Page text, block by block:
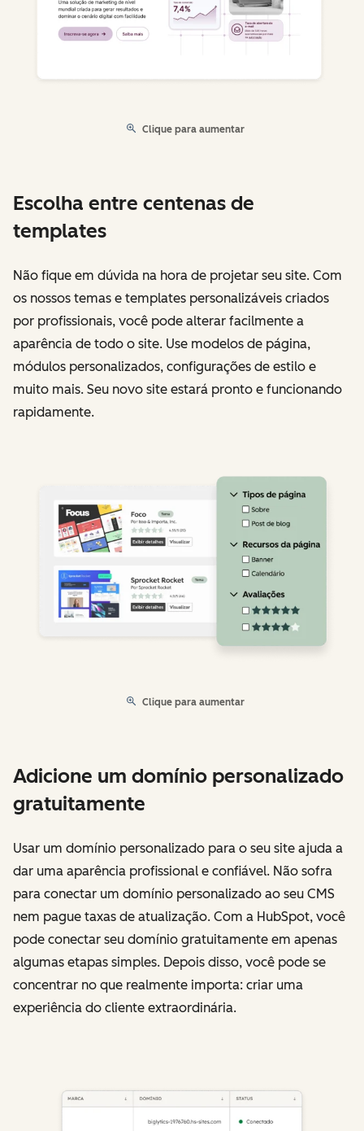
Clique para aumentar
Escolha entre centenas de
templates
Não fique em dúvida na hora de projetar seu site. Com
os nossos temas e templates personalizáveis criados
por profissionais, você pode alterar facilmente a
aparência de todo o site. Use modelos de página,
módulos personalizados, configurações de estilo e
muito mais. Seu novo site estará pronto e funcionando
rapidamente.
Clique para aumentar
Adicione um domínio personalizado
gratuitamente
Usar um domínio personalizado para o seu site ajuda a
dar uma aparência profissional e confiável. Não sofra
para conectar um domínio personalizado ao seu CMS
nem pague taxas de atualização. Com a HubSpot, você
pode conectar seu domínio gratuitamente em apenas
algumas etapas simples. Depois disso, você pode se
concentrar no que realmente importa: criar uma
experiência do cliente extraordinária.